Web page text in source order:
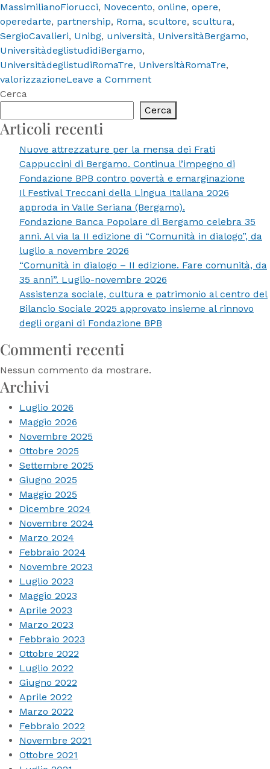
MassimilianoFiorucci, Novecento, online, opere,
operedarte, partnership, Roma, scultore, scultura,
SergioCavalieri, Unibg, università, UniversitàBergamo,
UniversitàdeglistudidiBergamo,
UniversitàdeglistudiRomaTre, UniversitàRomaTre,
valorizzazioneLeave a Commenton
Manzù,
presentato
primo
catalogo
digitale
ragionato
Cerca
Cerca
Articoli recenti
Nuove attrezzature per la mensa dei Frati
Cappuccini di Bergamo. Continua l’impegno di
Fondazione BPB contro povertà e emarginazione
Il Festival Treccani della Lingua Italiana 2026
approda in Valle Seriana (Bergamo).
Fondazione Banca Popolare di Bergamo celebra 35
anni. Al via la II edizione di “Comunità in dialogo”, da
luglio a novembre 2026
“Comunità in dialogo – II edizione. Fare comunità, da
35 anni”. Luglio-novembre 2026
Assistenza sociale, cultura e patrimonio al centro del
Bilancio Sociale 2025 approvato insieme al rinnovo
degli organi di Fondazione BPB
Commenti recenti
Nessun commento da mostrare.
Archivi
Luglio 2026
Maggio 2026
Novembre 2025
Ottobre 2025
Settembre 2025
Giugno 2025
Maggio 2025
Dicembre 2024
Novembre 2024
Marzo 2024
Febbraio 2024
Novembre 2023
Luglio 2023
Maggio 2023
Aprile 2023
Marzo 2023
Febbraio 2023
Ottobre 2022
Luglio 2022
Giugno 2022
Aprile 2022
Marzo 2022
Febbraio 2022
Novembre 2021
Ottobre 2021